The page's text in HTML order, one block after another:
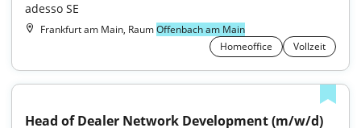
adesso SE
Frankfurt am Main, RaumOffenbach am Main
Homeoffice
Vollzeit